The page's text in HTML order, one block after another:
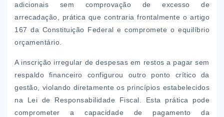
adicionais sem comprovação de excesso de
arrecadação, prática que contraria frontalmente o artigo
167 da Constituição Federal e compromete o equilíbrio
orçamentário.
A inscrição irregular de despesas em restos a pagar sem
respaldo financeiro configurou outro ponto crítico da
gestão, violando diretamente os princípios estabelecidos
na Lei de Responsabilidade Fiscal. Esta prática pode
comprometer a capacidade de pagamento da